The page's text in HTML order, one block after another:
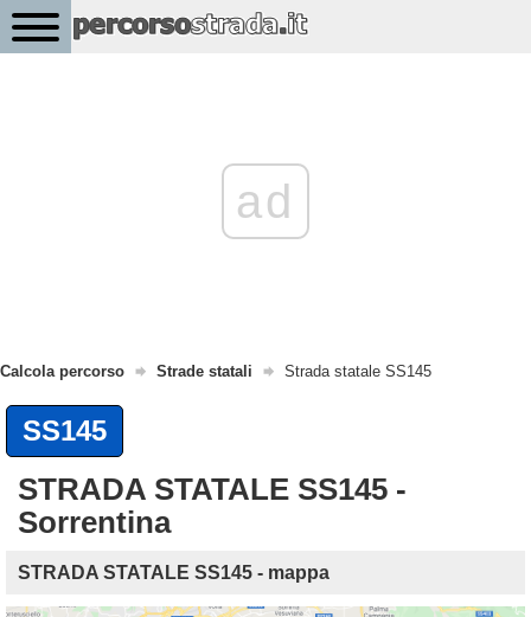
ad
Calcola percorso Strade statali Strada statale SS145
SS145
STRADA STATALE SS145 -
Sorrentina
STRADA STATALE SS145 - mappa